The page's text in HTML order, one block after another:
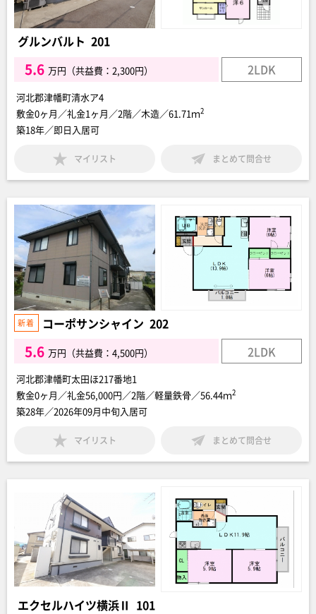
グルンバルト 201
5.6 万円（共益費：2,300円） 2LDK
河北郡津幡町清水ア4
敷金0ヶ月／礼金1ヶ月／2階／木造／61.71ｍ2
築18年／即日入居可
マイリスト まとめて問合せ
コーポサンシャイン 202
5.6 万円（共益費：4,500円） 2LDK
河北郡津幡町太田ほ217番地1
敷金0ヶ月／礼金56,000円／2階／軽量鉄骨／56.44ｍ2
築28年／2026年09月中旬入居可
マイリスト まとめて問合せ
エクセルハイツ横浜Ⅱ 101